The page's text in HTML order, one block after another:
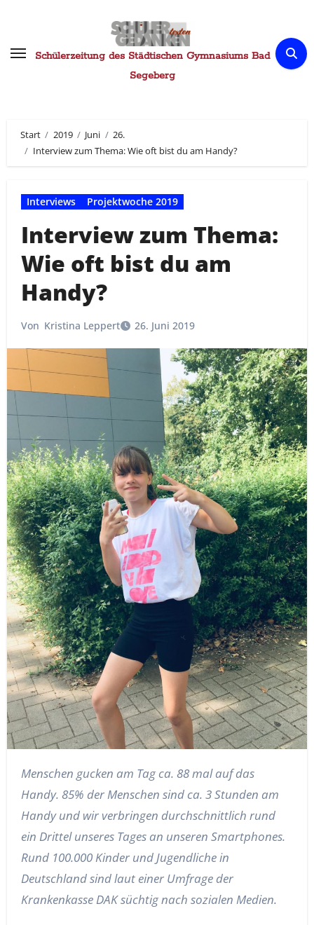
springenSchülerzeitung des Städtischen Gymnasiums Bad
Segeberg
Start 2019 Juni
26.
Interview zum Thema: Wie oft bist du am Handy?
Interviews Projektwoche 2019
Interview zum Thema:
Wie oft bist du am
Handy?
Von Kristina Leppert 26. Juni 2019
Menschen gucken am Tag ca. 88 mal auf das
Handy. 85% der Menschen sind ca. 3 Stunden am
Handy und wir verbringen durchschnittlich rund
ein Drittel unseres Tages an unseren Smartphones.
Rund 100.000 Kinder und Jugendliche in
Deutschland sind laut einer Umfrage der
Krankenkasse DAK süchtig nach sozialen Medien.